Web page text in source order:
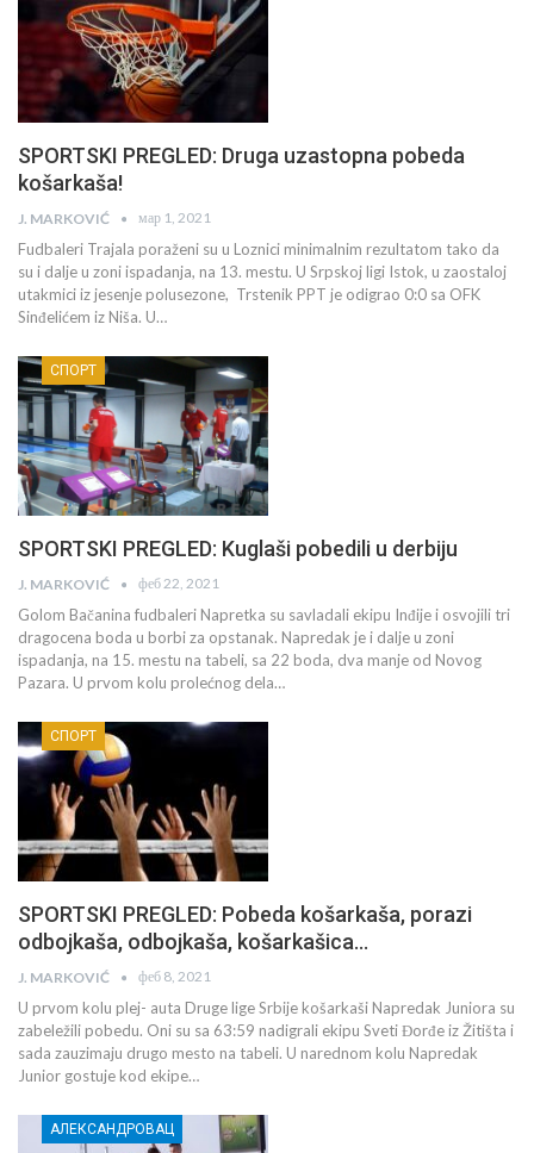
SPORTSKI PREGLED: Druga uzastopna pobeda
košarkaša!
J. MARKOVIĆ мар 1, 2021
Fudbaleri Trajala poraženi su u Loznici minimalnim rezultatom tako da
su i dalje u zoni ispadanja, na 13. mestu. U Srpskoj ligi Istok, u zaostaloj
utakmici iz jesenje polusezone, Trstenik PPT je odigrao 0:0 sa OFK
Sinđelićem iz Niša. U…
СПОРТ
SPORTSKI PREGLED: Kuglaši pobedili u derbiju
J. MARKOVIĆ феб 22, 2021
Golom Bačanina fudbaleri Napretka su savladali ekipu Inđije i osvojili tri
dragocena boda u borbi za opstanak. Napredak je i dalje u zoni
ispadanja, na 15. mestu na tabeli, sa 22 boda, dva manje od Novog
Pazara. U prvom kolu prolećnog dela…
СПОРТ
SPORTSKI PREGLED: Pobeda košarkaša, porazi
odbojkaša, odbojkaša, košarkašica…
J. MARKOVIĆ феб 8, 2021
U prvom kolu plej- auta Druge lige Srbije košarkaši Napredak Juniora su
zabeležili pobedu. Oni su sa 63:59 nadigrali ekipu Sveti Đorđe iz Žitišta i
sada zauzimaju drugo mesto na tabeli. U narednom kolu Napredak
Junior gostuje kod ekipe…
АЛЕКСАНДРОВАЦ